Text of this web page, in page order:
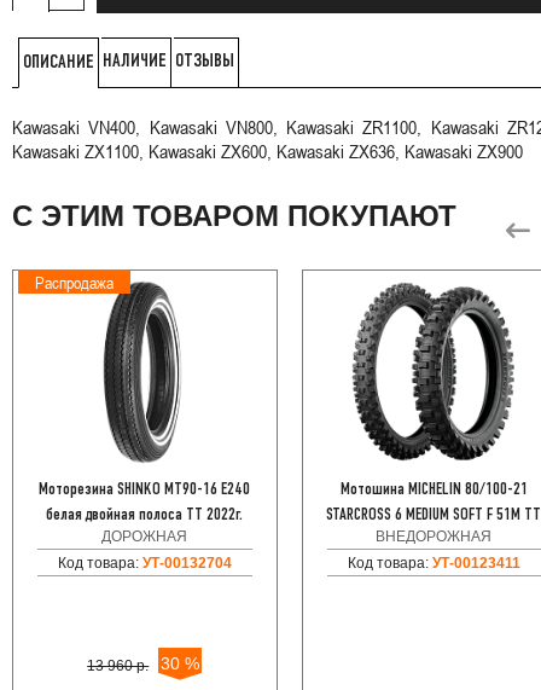
ОПИСАНИЕ НАЛИЧИЕ ОТЗЫВЫ
Kawasaki VN400, Kawasaki VN800, Kawasaki ZR1100, Kawasaki
Kawasaki ZX1100, Kawasaki ZX600, Kawasaki ZX636, Kawasaki ZX900
С ЭТИМ ТОВАРОМ ПОКУПАЮТ
Распродажа
Моторезина SHINKO MT90-16 E240
белая двойная полоса TT 2022г.
ДОРОЖНАЯ
Код товара: УТ-00132704
13 960 р. 30 %
Мотошина MICHELIN 80/100-21
STARCROSS 6 MEDIUM SOFT F 51M TT
ВНЕДОРОЖНАЯ
Код товара: УТ-00123411